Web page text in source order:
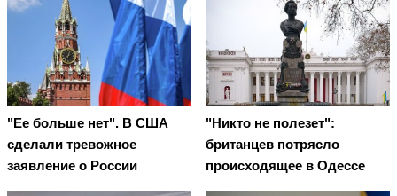
"Ее больше нет". В США
сделали тревожное
заявление о России
"Никто не полезет":
британцев потрясло
происходящее в Одессе